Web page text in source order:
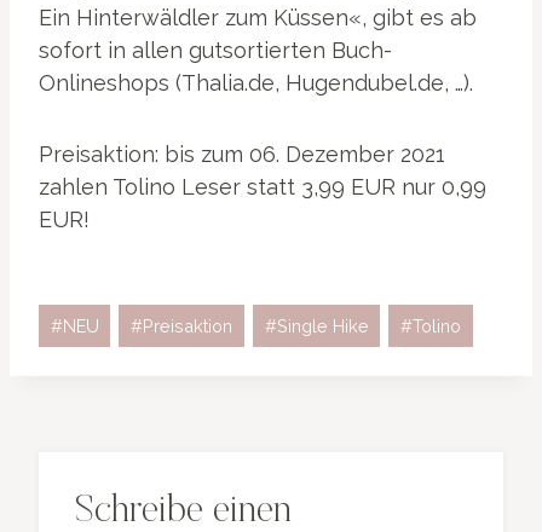
Ein Hinterwäldler zum Küssen«, gibt es ab
sofort in allen gutsortierten Buch-
Onlineshops (Thalia.de, Hugendubel.de, …).
Preisaktion: bis zum 06. Dezember 2021
zahlen Tolino Leser statt 3,99 EUR nur 0,99
EUR!
Schlagworte:
#NEU #Preisaktion #Single Hike #Tolino
Schreibe einen